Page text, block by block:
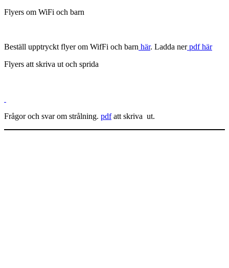
Flyers om WiFi och barn
Beställ upptryckt flyer om WifFi och barn här. Ladda nerpdf här
Flyers att skriva ut och sprida
Frågor och svar om strålning. pdfatt skriva ut.